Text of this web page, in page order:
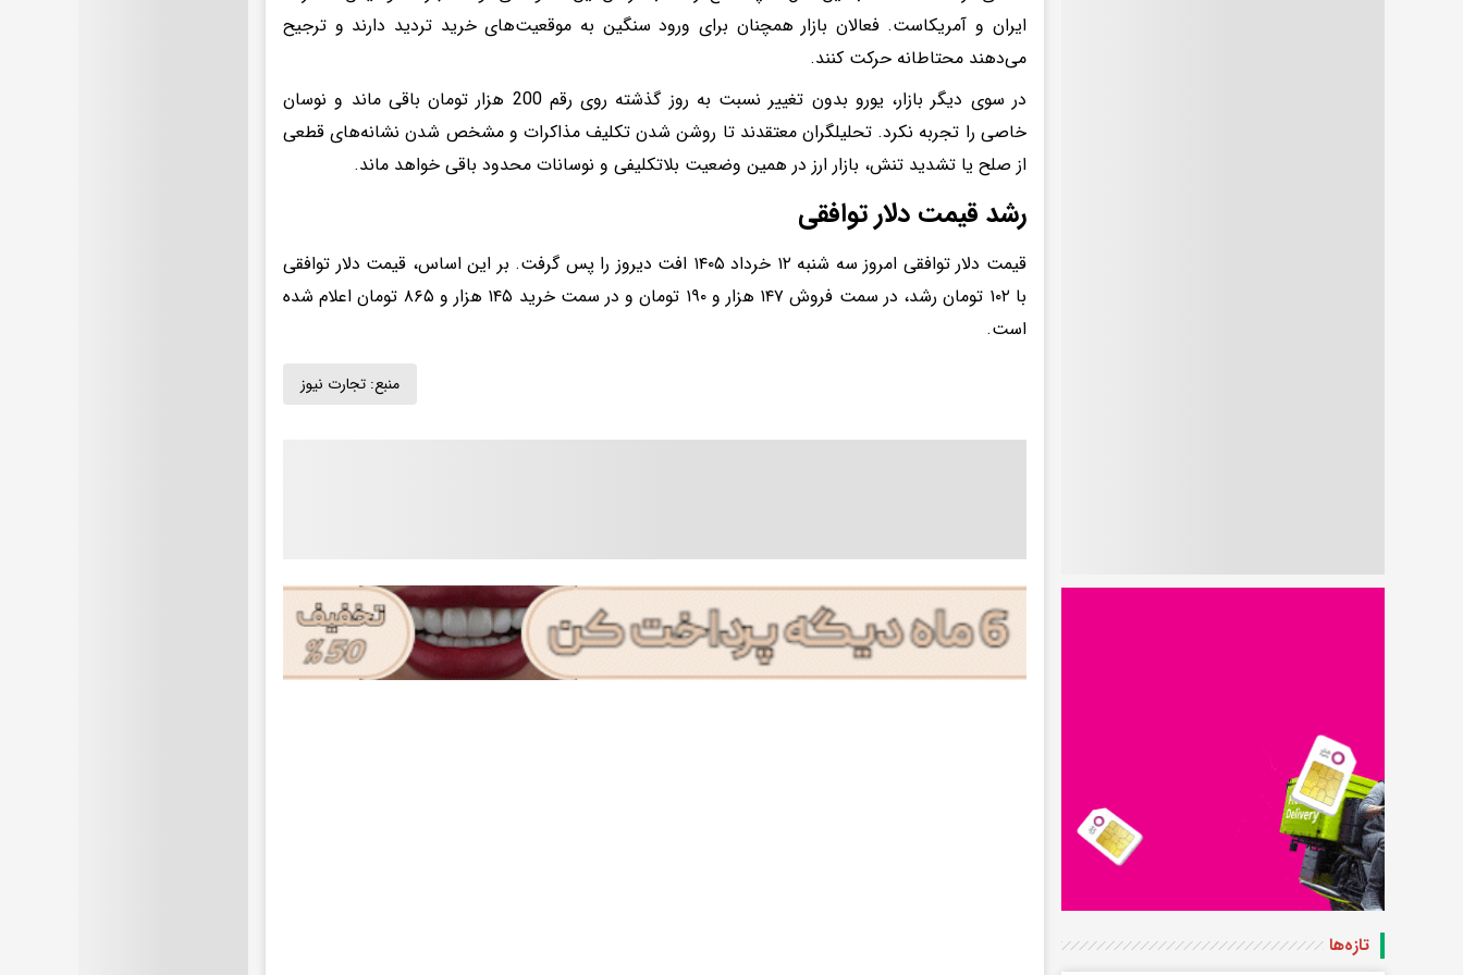
ایران و آمریکاست. فعالان بازار همچنان برای ورود سنگین به موقعیت‌های خرید تردید دارند و ترجیح
می‌دهند محتاطانه حرکت کنند.
در سوی دیگر بازار، یورو بدون تغییر نسبت به روز گذشته روی رقم 200 هزار تومان باقی ماند و نوسان
خاصی را تجربه نکرد. تحلیلگران معتقدند تا روشن شدن تکلیف مذاکرات و مشخص شدن نشانه‌های قطعی
از صلح یا تشدید تنش، بازار ارز در همین وضعیت بلاتکلیفی و نوسانات محدود باقی خواهد ماند.
رشد قیمت دلار توافقی
قیمت دلار توافقی امروز سه شنبه ۱۲ خرداد ۱۴۰۵ افت دیروز را پس گرفت. بر این اساس، قیمت دلار توافقی
با ۱۰۲ تومان رشد، در سمت فروش ۱۴۷ هزار و ۱۹۰ تومان و در سمت خرید ۱۴۵ هزار و ۸۶۵ تومان اعلام شده
است.
منبع: تجارت نیوز
تازه‌ها